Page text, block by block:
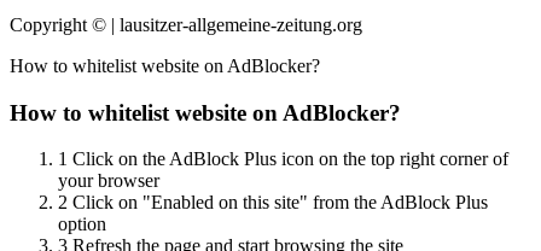
Copyright © | lausitzer-allgemeine-zeitung.org
How to whitelist website on AdBlocker?
How to whitelist website on AdBlocker?
1 Click on the AdBlock Plus icon on the top right corner of
your browser
2 Click on "Enabled on this site" from the AdBlock Plus
option
3 Refresh the page and start browsing the site